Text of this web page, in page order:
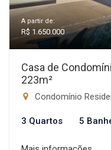
A partir de:
R$ 1.650.000
Casa de
223m²
Condomínio
3 Quartos 5